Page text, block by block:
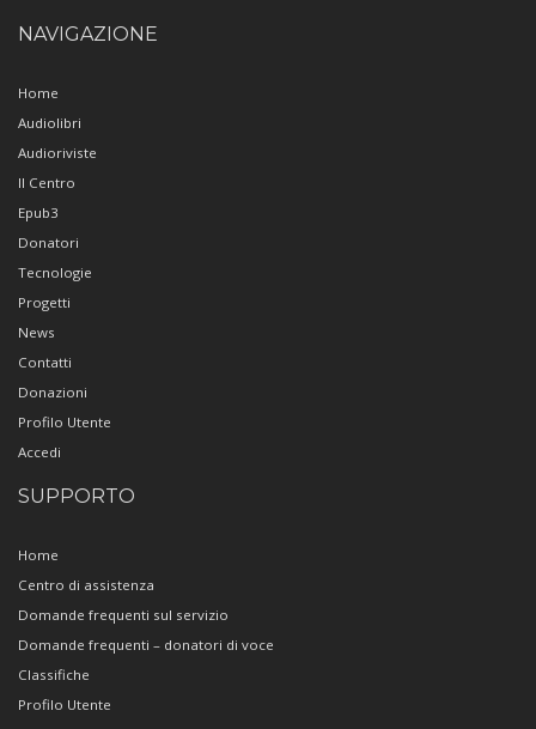
NAVIGAZIONE
Home
Audiolibri
Audioriviste
Il Centro
Epub3
Donatori
Tecnologie
Progetti
News
Contatti
Donazioni
Profilo Utente
Accedi
SUPPORTO
Home
Centro di assistenza
Domande frequenti sul servizio
Domande frequenti – donatori di voce
Classifiche
Profilo Utente